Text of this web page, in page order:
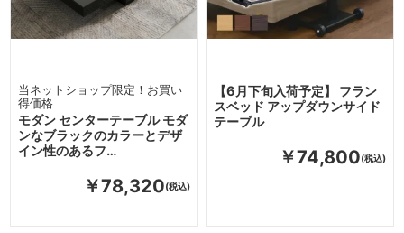
モダン センターテーブル モダ
ンなブラックのカラーとデザ
イン性のあるフ…
当ネットショップ限定！お買い
得価格
￥78,320
【6月下旬入荷予定】 フラン
スベッド アップダウンサイド
テーブル
￥74,800